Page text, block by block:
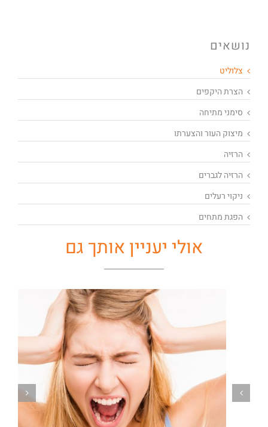
נושאים
צלוליט
הצרת היקפים
סימני מתיחה
מיצוק העור והצערתו
הרזיה
הרזיה לגברים
ניקוי רעלים
הפגת מתחים
אולי יעניין אותך גם